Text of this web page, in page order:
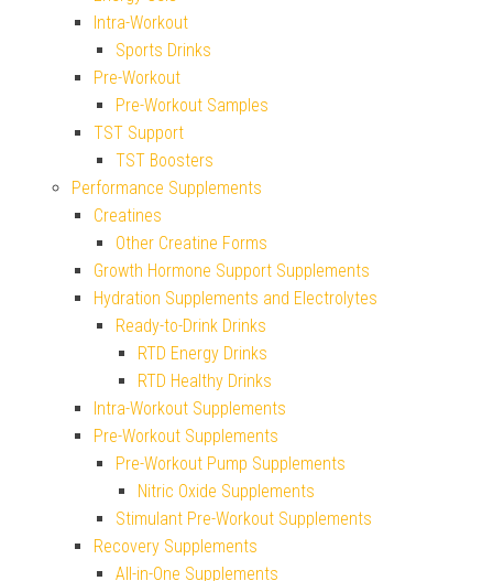
Intra-Workout
Sports Drinks
Pre-Workout
Pre-Workout Samples
TST Support
TST Boosters
Performance Supplements
Creatines
Other Creatine Forms
Growth Hormone Support Supplements
Hydration Supplements and Electrolytes
Ready-to-Drink Drinks
RTD Energy Drinks
RTD Healthy Drinks
Intra-Workout Supplements
Pre-Workout Supplements
Pre-Workout Pump Supplements
Nitric Oxide Supplements
Stimulant Pre-Workout Supplements
Recovery Supplements
All-in-One Supplements